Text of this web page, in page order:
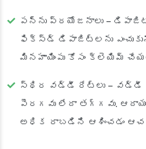
పన్ను ప్రయోజనాలు –
ఫిక్స్‌డ్ డిపాజిట్‌లను
మినహాయింపు కోసం క్లెయిమ్
స్థిర వడ్డీ రేట్లు –
పెరగవు లేదా తగ్గవు. ఆదాయం
అధిక రాబడిని ఆశించడం